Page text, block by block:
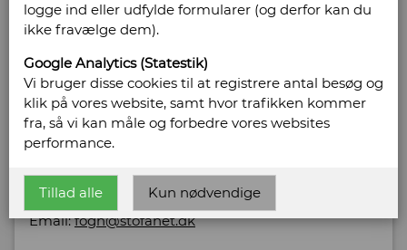
Sælges af: Foghs Antikvariat &
Nostalgi
Storgade 38 B
4180 Sorø
Telefonnr: +45 30235069
Hjemmeside:
http://www.bogbiksen.dk
Email:fogh@stofanet.dk
logge ind eller udfylde formularer (og derfor kan du
ikke fravælge dem).
Google Analytics (Statestik)
Vi bruger disse cookies til at registrere antal besøg og
klik på vores website, samt hvor trafikken kommer
fra, så vi kan måle og forbedre vores websites
performance.
Tillad alle Kun nødvendige